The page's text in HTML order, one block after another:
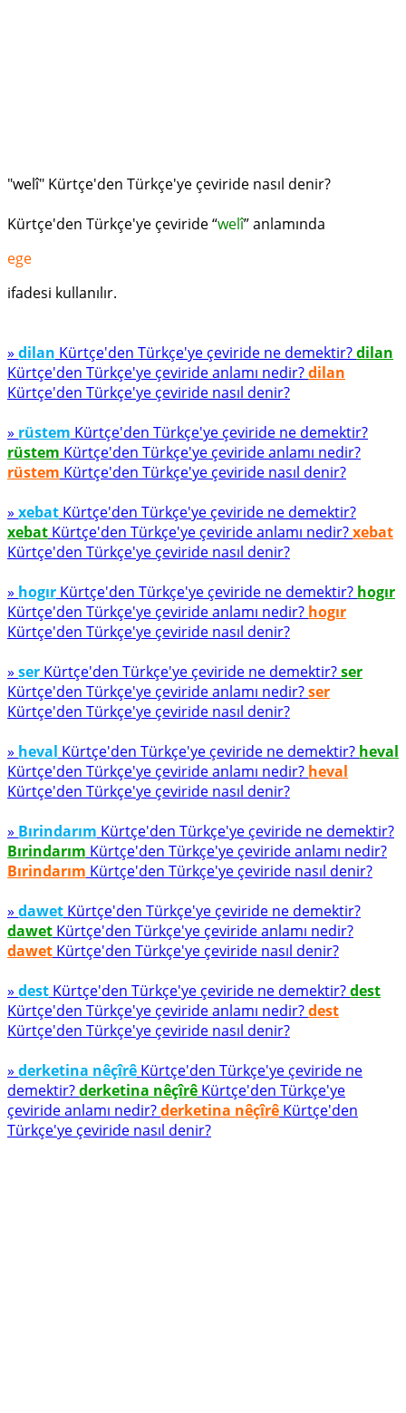
"welî" Kürtçe'den Türkçe'ye çeviride nasıl denir?
Kürtçe'den Türkçe'ye çeviride “welî” anlamında
ege
ifadesi kullanılır.
» dilan Kürtçe'den Türkçe'ye çeviride ne demektir?dilan
Kürtçe'den Türkçe'ye çeviride anlamı nedir?dilan
Kürtçe'den Türkçe'ye çeviride nasıl denir?
» rüstem Kürtçe'den Türkçe'ye çeviride ne demektir?
rüstem Kürtçe'den Türkçe'ye çeviride anlamı nedir?
rüstem Kürtçe'den Türkçe'ye çeviride nasıl denir?
» xebat Kürtçe'den Türkçe'ye çeviride ne demektir?
xebat Kürtçe'den Türkçe'ye çeviride anlamı nedir?xebat
Kürtçe'den Türkçe'ye çeviride nasıl denir?
» hogır Kürtçe'den Türkçe'ye çeviride ne demektir? hogır
Kürtçe'den Türkçe'ye çeviride anlamı nedir? hogır
Kürtçe'den Türkçe'ye çeviride nasıl denir?
» ser Kürtçe'den Türkçe'ye çeviride ne demektir?ser
Kürtçe'den Türkçe'ye çeviride anlamı nedir?ser
Kürtçe'den Türkçe'ye çeviride nasıl denir?
» heval Kürtçe'den Türkçe'ye çeviride ne demektir? heval
Kürtçe'den Türkçe'ye çeviride anlamı nedir? heval
Kürtçe'den Türkçe'ye çeviride nasıl denir?
» Bırindarım Kürtçe'den Türkçe'ye çeviride ne demektir?
Bırindarım Kürtçe'den Türkçe'ye çeviride anlamı nedir?
Bırindarım Kürtçe'den Türkçe'ye çeviride nasıl denir?
» dawet Kürtçe'den Türkçe'ye çeviride ne demektir?
dawet Kürtçe'den Türkçe'ye çeviride anlamı nedir?
dawet Kürtçe'den Türkçe'ye çeviride nasıl denir?
» dest Kürtçe'den Türkçe'ye çeviride ne demektir?dest
Kürtçe'den Türkçe'ye çeviride anlamı nedir?dest
Kürtçe'den Türkçe'ye çeviride nasıl denir?
» derketina nêçîrê Kürtçe'den Türkçe'ye çeviride ne
demektir?derketina nêçîrê Kürtçe'den Türkçe'ye
çeviride anlamı nedir?derketina nêçîrê Kürtçe'den
Türkçe'ye çeviride nasıl denir?